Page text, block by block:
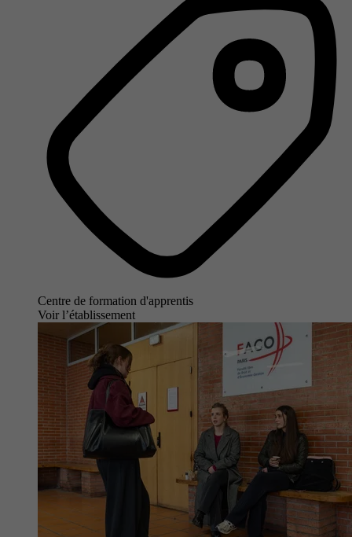
Centre de formation d'apprentis
Voir l’établissement